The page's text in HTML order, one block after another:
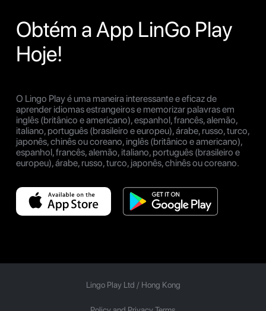
Obtém a App LinGo Play
Hoje!
O Lingo Play é uma maneira interessante e eficaz de
aprender idiomas estrangeiros e memorizar palavras em
inglês (britânico e americano), espanhol, francês, alemão,
italiano, português (brasileiro e europeu), árabe, russo, turco,
japonês, chinês ou coreano, inglês (britânico e americano),
espanhol, francês, alemão, italiano, português (brasileiro e
europeu), árabe, russo, turco, japonês, chinês ou coreano.
Lingo Play Ltd / Hong Kong